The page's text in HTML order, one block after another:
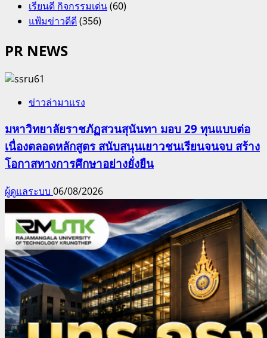
เรียนดี กิจกรรมเด่น(60)
แฟ้มข่าวดีดี(356)
PR NEWS
ข่าวล่ามาแรง
มหาวิทยาลัยราชภัฏสวนสุนันทา มอบ 29 ทุนแบบต่อ
เนื่องตลอดหลักสูตร สนับสนุนเยาวชนเรียนจนจบ สร้าง
โอกาสทางการศึกษาอย่างยั่งยืน
ผู้ดูแลระบบ 06/08/2026